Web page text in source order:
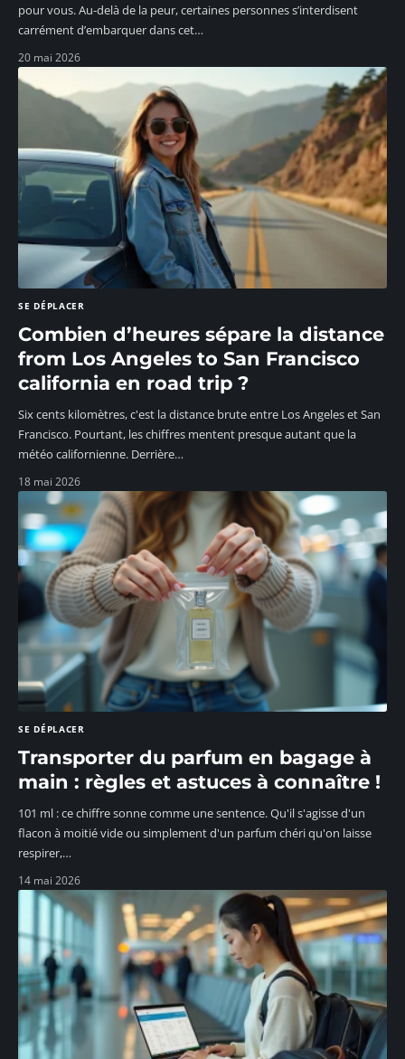
pour vous. Au-delà de la peur, certaines personnes s’interdisent
carrément d’embarquer dans cet…
20 mai 2026
SE DÉPLACER
Combien d’heures sépare la distance
from Los Angeles to San Francisco
california en road trip ?
Six cents kilomètres, c'est la distance brute entre Los Angeles et San
Francisco. Pourtant, les chiffres mentent presque autant que la
météo californienne. Derrière…
18 mai 2026
SE DÉPLACER
Transporter du parfum en bagage à
main : règles et astuces à connaître !
101 ml : ce chiffre sonne comme une sentence. Qu'il s'agisse d'un
flacon à moitié vide ou simplement d'un parfum chéri qu'on laisse
respirer,…
14 mai 2026